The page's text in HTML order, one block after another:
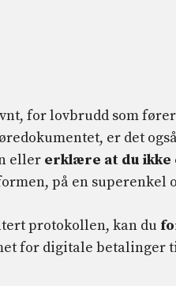
for lovbrudd som
er det
eller erklære at du ikke
på en superenkel
protokollen, kan du
for digitale betalinger